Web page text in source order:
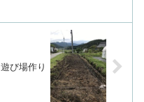
遊び場作り